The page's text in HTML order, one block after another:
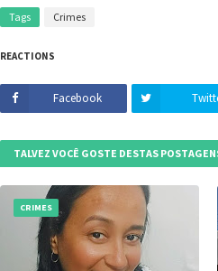
Tags Crimes
REACTIONS
Facebook
TALVEZ VOCÊ GOSTE DESTAS
CRIMES